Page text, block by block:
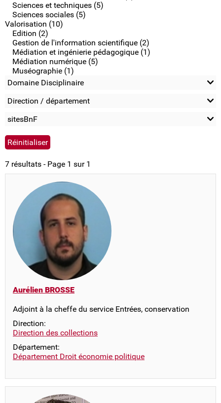
Sciences et techniques (5)
Sciences sociales (5)
Valorisation (10)
Edition (2)
Gestion de l'information scientifique (2)
Médiation et ingénierie pédagogique (1)
Médiation numérique (5)
Muséographie (1)
Domaine Disciplinaire
Direction / département
sitesBnF
7 résultats - Page 1 sur 1
Aurélien BROSSE
Adjoint à la cheffe du service Entrées, conservation
Direction:
Direction des collections
Département:
Département Droit économie politique